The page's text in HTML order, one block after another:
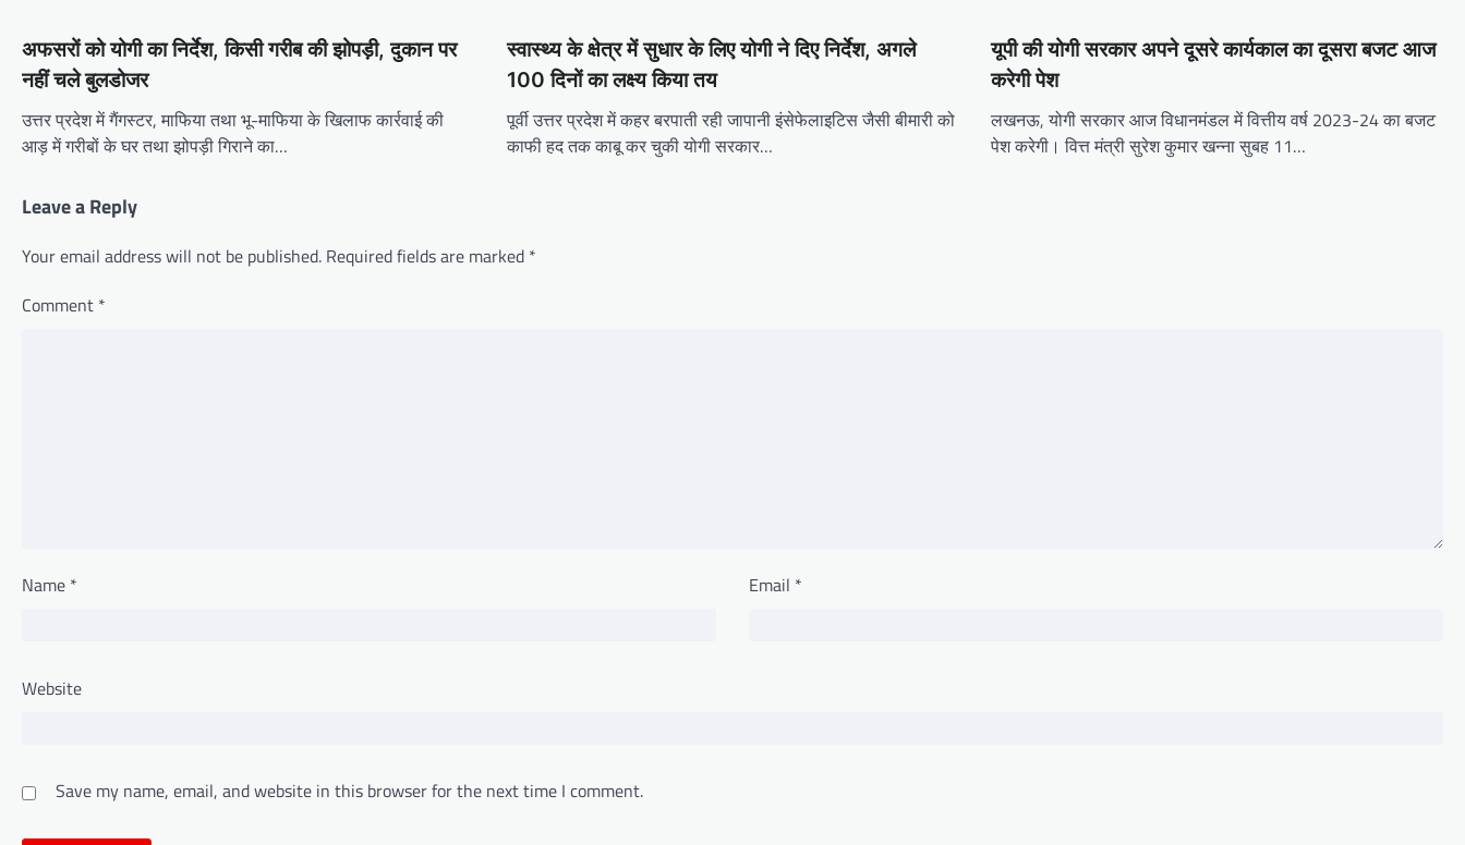
v
i
g
a
t
o
n
अफसरों को योगी का निर्देश, किसी गरीब की झोपड़ी, दुकान पर
नहीं चले बुलडोजर
उत्तर प्रदेश में गैंगस्टर, माफिया तथा भू-माफिया के खिलाफ कार्रवाई की
आड़ में गरीबों के घर तथा झोपड़ी गिराने का…
स्वास्थ्य के क्षेत्र में सुधार के लिए योगी ने द‍िए निर्देश, अगले
100 द‍िनों का लक्ष्‍य किया तय
पूर्वी उत्तर प्रदेश में कहर बरपाती रही जापानी इंसेफेलाइटिस जैसी बीमारी को
काफी हद तक काबू कर चुकी योगी सरकार…
यूपी की योगी सरकार अपने दूसरे कार्यकाल का दूसरा बजट आज
करेगी पेश
लखनऊ, योगी सरकार आज विधानमंडल में वित्तीय वर्ष 2023-24 का बजट
पेश करेगी। वित्त मंत्री सुरेश कुमार खन्ना सुबह 11…
Leave a Reply
Your email address will not be published. Required fields are marked *
Comment *
Name * Email *
Website
Save my name, email, and website in this browser for the next time I comment.